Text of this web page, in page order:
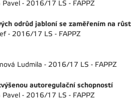
Pavel - 2016/17 LS - FAPPZ
odrůd jabloní se zaměřením na
- 2016/17 LS - FAPPZ
Ludmila - 2016/17 LS - FAPPZ
autoregulační schopností
Pavel - 2016/17 LS - FAPPZ